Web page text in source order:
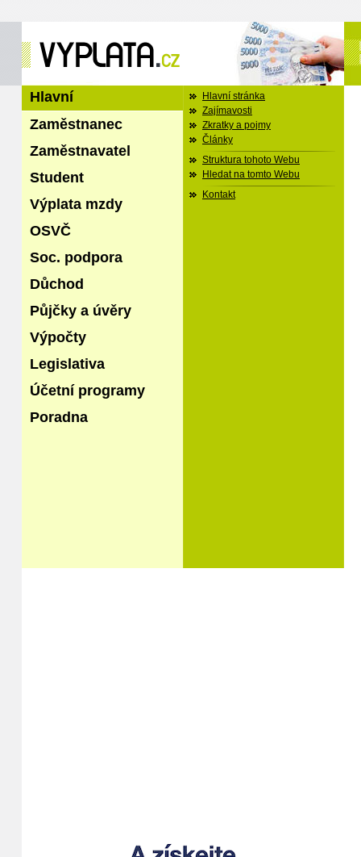
Hlavní
Zaměstnanec
Zaměstnavatel
Student
Výplata mzdy
OSVČ
Soc. podpora
Důchod
Půjčky a úvěry
Výpočty
Legislativa
Účetní programy
Poradna
Hlavní stránka
Zajímavosti
Zkratky a pojmy
Články
Struktura tohoto Webu
Hledat na tomto Webu
Kontakt